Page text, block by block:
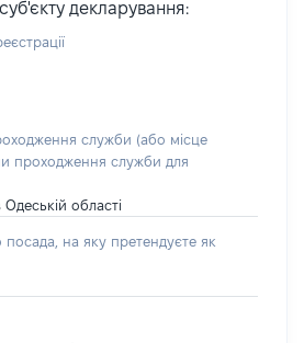
декларування:
служби (або місце
проходження служби для
області
посада, на яку претендуєте як